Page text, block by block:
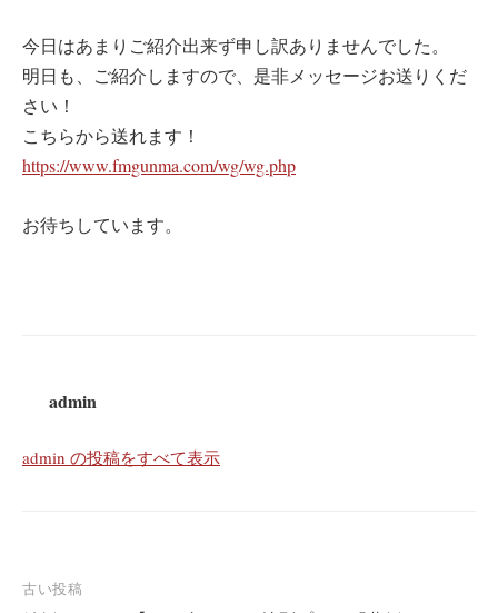
今日はあまりご紹介出来ず申し訳ありませんでした。
明日も、ご紹介しますので、是非メッセージお送りくだ
さい！
こちらから送れます！
https://www.fmgunma.com/wg/wg.php
お待ちしています。
admin
admin の投稿をすべて表示
投
古い投稿